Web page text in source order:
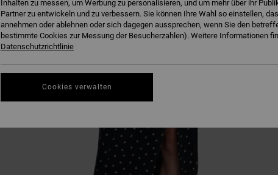
Inhalten zu messen, um Werbung zu personalisieren, und um mehr über ihr
Partner zu entwickeln und zu verbessern. Sie können Ihre Wahl so einstellen,
annehmen oder ablehnen oder sich dagegen aussprechen, wenn Sie den
bestimmte Cookies zur Messung der Besucherzahlen). Weitere Informationen
Datenschutzrichtlinie
Cookies verwalten